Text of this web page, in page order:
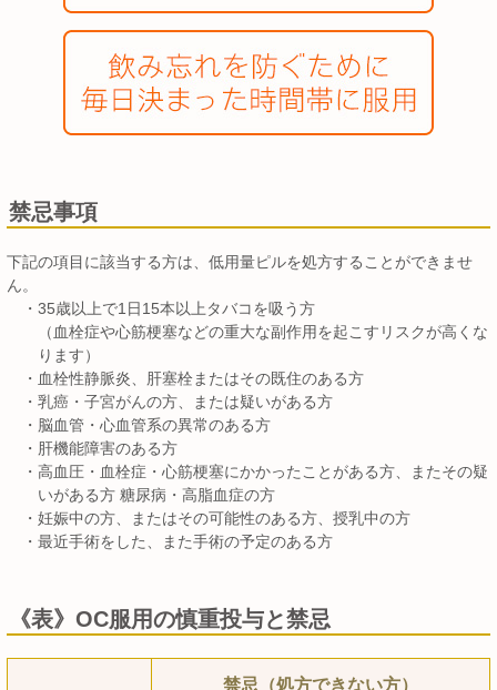
禁忌事項
下記の項目に該当する方は、低用量ピルを処方することができませ
ん。
・ 35歳以上で1日15本以上タバコを吸う方
（血栓症や心筋梗塞などの重大な副作用を起こすリスクが高くな
ります）
・ 血栓性静脈炎、肝塞栓またはその既住のある方
・ 乳癌・子宮がんの方、または疑いがある方
・ 脳血管・心血管系の異常のある方
・ 肝機能障害のある方
・ 高血圧・血栓症・心筋梗塞にかかったことがある方、またその疑
いがある方 糖尿病・高脂血症の方
・ 妊娠中の方、またはその可能性のある方、授乳中の方
・ 最近手術をした、また手術の予定のある方
《表》OC服用の慎重投与と禁忌
禁忌（処方できない方）